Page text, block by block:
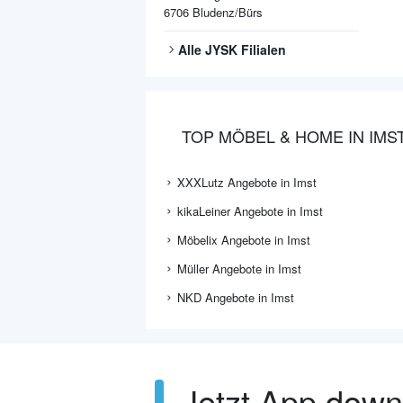
6706 Bludenz/Bürs
Alle JYSK Filialen
TOP MÖBEL & HOME IN
XXXLutz Angebote in Imst
kikaLeiner Angebote in Imst
Möbelix Angebote in Imst
Müller Angebote in Imst
NKD Angebote in Imst